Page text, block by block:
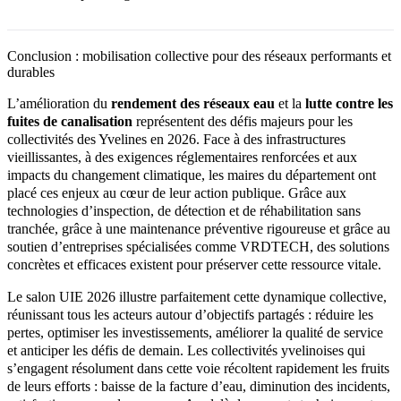
contre les fuites et l’adaptation au changement climatique.
définition, hydrocureurs, matériel de chemisage), d’une
connaissance fine du territoire yvelinois, d’une réactivité en cas
d’urgence et d’un accompagnement conseil personnalisé.
L’entreprise propose une offre complète, de l’inspection au
diagnostic jusqu’à la réhabilitation, avec une approche transparente
et pédagogique appréciée des collectivités.
Conclusion : mobilisation collective pour des réseaux performants et
durables
L’amélioration du rendement des réseaux eau et la lutte contre les
fuites de canalisation représentent des défis majeurs pour les
collectivités des Yvelines en 2026. Face à des infrastructures
vieillissantes, à des exigences réglementaires renforcées et aux
impacts du changement climatique, les maires du département ont
placé ces enjeux au cœur de leur action publique. Grâce aux
technologies d’inspection, de détection et de réhabilitation sans
tranchée, grâce à une maintenance préventive rigoureuse et grâce au
soutien d’entreprises spécialisées comme VRDTECH, des solutions
concrètes et efficaces existent pour préserver cette ressource vitale.
Le salon UIE 2026 illustre parfaitement cette dynamique collective,
réunissant tous les acteurs autour d’objectifs partagés : réduire les
pertes, optimiser les investissements, améliorer la qualité de service
et anticiper les défis de demain. Les collectivités yvelinoises qui
s’engagent résolument dans cette voie récoltent rapidement les fruits
de leurs efforts : baisse de la facture d’eau, diminution des incidents,